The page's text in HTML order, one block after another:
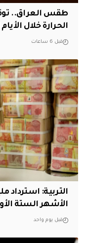
طقس العراق..
الحرارة خلال
قبل 6 ساعات
التربية: استرداد
الأشهر الستة الأولى
قبل يوم واحد